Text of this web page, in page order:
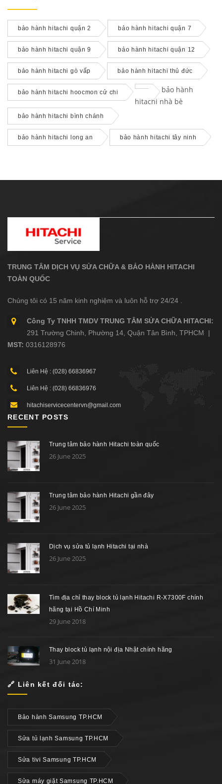
bảo hành hitachi quận 2 bảo hành hitachi quận 7
bảo hành hitachi quận 9 bảo hành hitachi quận 12
bảo hành hitachi gò vấp bảo hành hitachi thủ đức
bảo hành hitachi hoocmon cử chi
bảo hành
hitachi nhà bè
bảo hành hitachi bình chánh
bảo hành hitachi long an bảo hành hitachi tây ninh
TRUNG TÂM DỊCH VỤ SỬA CHỮA & BẢO HÀNH HITACHI
TOÀN QUỐC
Chúng tôi có 15 năm kinh nghiệm và luôn hỗ trợ 24/24 .
Công Ty TNHH TMDV TRUNG TÂM SỬA CHỮA HITACHI:
291 Trường Chinh, Phường 14, Quận Tân Bình, TPHCM |
MST: 0316128976
Liên Hệ : (028) 66836967
Liên Hệ : (028) 66836976
hitachiservicecentervn@gmail.com
RECENT POSTS
Trung tâm bảo hành Hitachi toàn quốc
26 June 2025
Trung tâm bảo hành Hitachi gần đây
26 June 2025
Dịch vụ sửa tủ lạnh Hitachi tại nhà
26 June 2025
Tìm địa chỉ thay block tủ lạnh Hitachi R-X7300F chính
hãng tại Hồ Chí Minh
29 June 2018
Thay block tủ lạnh nội địa Nhật chính hãng
31 June 2018
🔗 Liên kết đối tác:
Bảo hành Samsung TP.HCM
Sửa tủ lạnh Samsung TP.HCM
Sửa tivi Samsung TP.HCM
Sửa máy giặt Samsung TP.HCM